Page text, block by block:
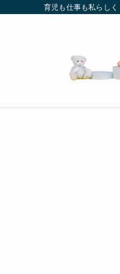
育児も仕事も私らし